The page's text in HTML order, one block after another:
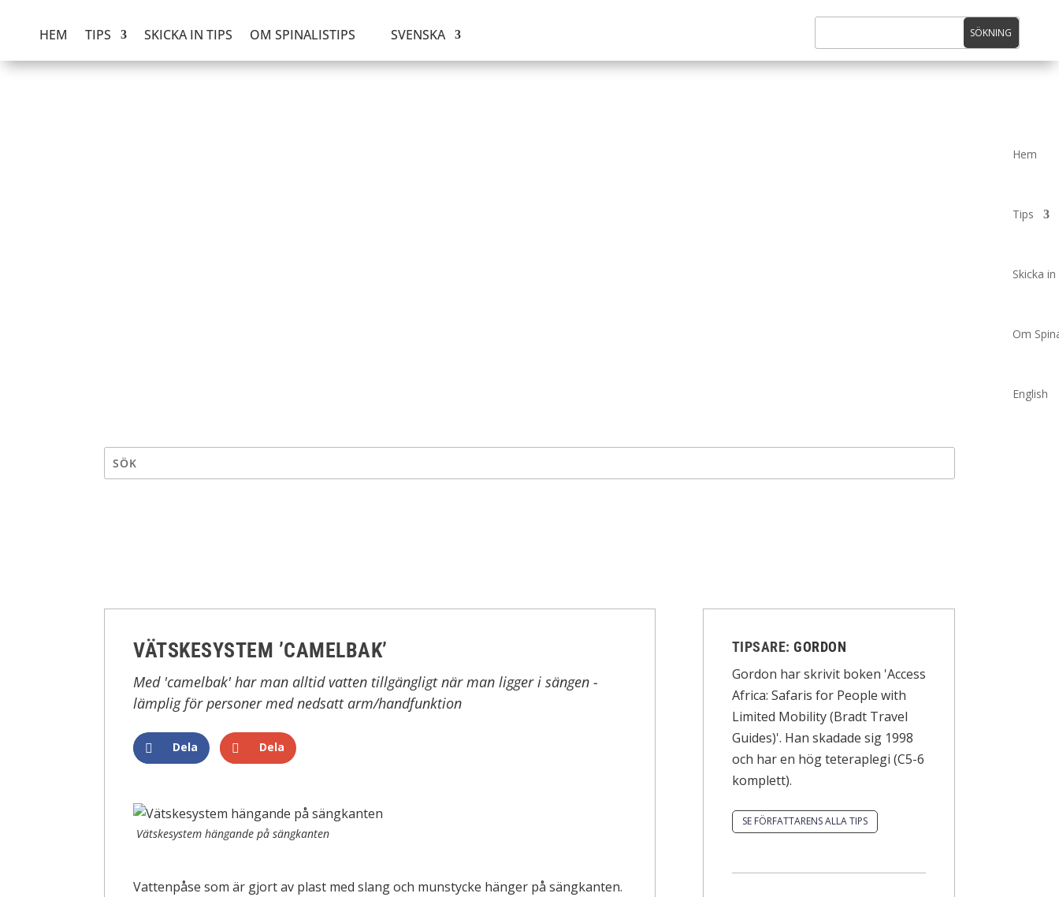
HEM TIPS SKICKA IN TIPS OM SPINALISTIPS SVENSKA
Hem
Tips
Skicka
Om
English
VÄTSKESYSTEM ’CAMELBAK’
Med 'camelbak' har man alltid vatten tillgängligt när man ligger i sängen -
lämplig för personer med nedsatt arm/handfunktion
Dela Dela
Vätskesystem hängande på sängkanten
Vattenpåse som är gjort av plast med slang och munstycke hänger på sängkanten.
TIPSARE:GORDON
Gordon har skrivit boken 'Access
Africa: Safaris for People with
Limited Mobility (Bradt Travel
Guides)'. Han skadade sig 1998
och har en hög teteraplegi (C5-6
komplett).
SE FÖRFATTARENS ALLA TIPS